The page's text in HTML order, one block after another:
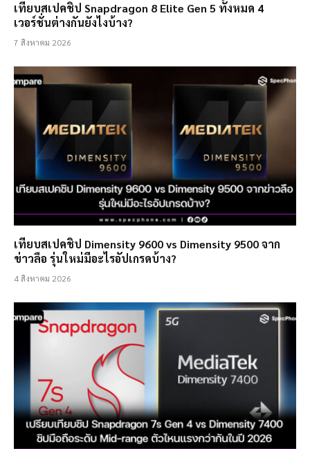
เทียบสเปคชิป Snapdragon 8 Elite Gen 5 ทั้งหมด 4
เวอร์ชั่นต่างกันยังไงบ้าง?
7 สิงหาคม 2026
เทียบสเปคชิป Dimensity 9600 vs Dimensity 9500 จาก
ข่าวลือ รุ่นใหม่มีอะไรอัปเกรดบ้าง?
4 สิงหาคม 2026